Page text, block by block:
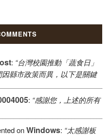
: “台灣校園推動「蔬食日」
因縣市政策而異，以下是關鍵
: “感謝您，上述的所有
onWindows: “太感謝板